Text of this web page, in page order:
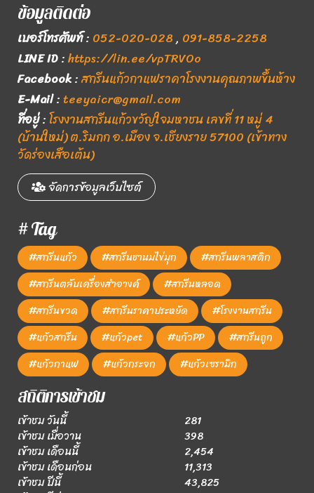
ข้อมูลติดต่อ
เบอร์โทรศัพท์: 052-020-028, 091-858-2258
LINE ID:https://lin.ee/vpTRVOo
Facebook:สกรีนแก้วกาแฟราคาโรงงานคุณภาพขึ้นห้าง
E-Mail:teeyaicr@gmail.com
ที่อยู่:โรงงานสกรีนแก้วขวัญใจมหาชน เลขที่ 11 หมู่ 4
(บ้านใหม่) ต.ริมกก อ.เมือง จ.เชียงราย 57100 (เข้าทาง
วัดร่องเสือเต้น)
จัดการข้อมูลเว็บไซต์
# Tag
#สกรีนแก้ว #สกรีนชานมไข่มุก
#สกรีนพลาสติก
#สกรีนตลับเครื่องสำอางค์
#สกรีนหลอด
#สกรีนขวด
#สกรีนราคาประหยัด
#โรงงานสกรีน
#แก้วสกรีน
#แก้วpet #แก้วPP
#สกรีนถูก
#แก้วกาแฟ
#แก้วกระจก #แก้วเซรามิก
สถิติการเข้าชม
เข้าชม วันนี้
281
เข้าชม เมื่อวาน
398
เข้าชม เดือนนี้
2,454
เข้าชม เดือนก่อน
11,313
เข้าชม ปีนี้
43,825